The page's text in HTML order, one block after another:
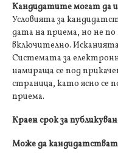
Кандидатите могат да
Условията за
дата на приема, но не по
включително.
Системата за
намираща се под
страница, като ясно се
приема.
Краен срок за
Може да